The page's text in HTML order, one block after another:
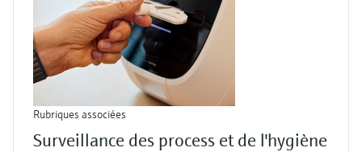
Rubriques associées
Surveillance des process et de l'hygiène